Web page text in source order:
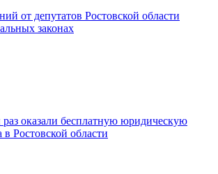
от депутатов Ростовской области
законах
оказали бесплатную юридическую
Ростовской области